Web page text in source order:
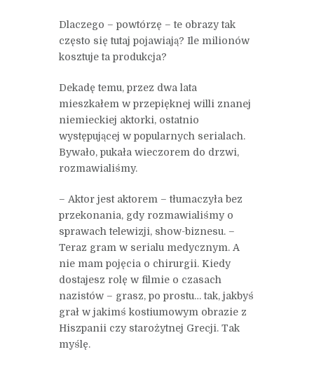
Dlaczego – powtórzę – te obrazy tak
często się tutaj pojawiają? Ile milionów
kosztuje ta produkcja?
Dekadę temu, przez dwa lata
mieszkałem w przepięknej willi znanej
niemieckiej aktorki, ostatnio
występującej w popularnych serialach.
Bywało, pukała wieczorem do drzwi,
rozmawialiśmy.
– Aktor jest aktorem – tłumaczyła bez
przekonania, gdy rozmawialiśmy o
sprawach telewizji, show-biznesu. –
Teraz gram w serialu medycznym. A
nie mam pojęcia o chirurgii. Kiedy
dostajesz rolę w filmie o czasach
nazistów – grasz, po prostu… tak, jakbyś
grał w jakimś kostiumowym obrazie z
Hiszpanii czy starożytnej Grecji. Tak
myślę.